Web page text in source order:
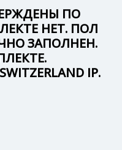
ПО
НЕТ. ПОЛ
ЗАПОЛНЕН.
IP.